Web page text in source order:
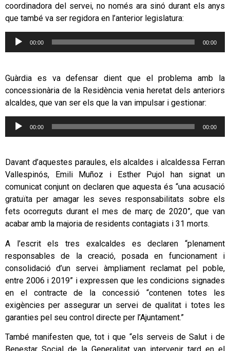
coordinadora del servei, no només ara sinó durant els anys
que també va ser regidora en l’anterior legislatura:
Reproductor
00:00 00:00
Guàrdia es va defensar dient que el problema amb la
concessionària de la Residència venia heretat dels anteriors
alcaldes, que van ser els que la van impulsar i gestionar:
Reproductor
00:00 00:00
Davant d’aquestes paraules, els alcaldes i alcaldessa Ferran
Vallespinós, Emili Muñoz i Esther Pujol han signat un
comunicat conjunt on declaren que aquesta és “una acusació
gratuïta per amagar les seves responsabilitats sobre els
fets ocorreguts durant el mes de març de 2020”, que van
acabar amb la majoria de residents contagiats i 31 morts.
A l’escrit els tres exalcaldes es declaren “plenament
responsables de la creació, posada en funcionament i
consolidació d’un servei àmpliament reclamat pel poble,
entre 2006 i 2019” i expressen que les condicions signades
en el contracte de la concessió “contenen totes les
exigències per assegurar un servei de qualitat i totes les
garanties pel seu control directe per l’Ajuntament.”
També manifesten que, tot i que “els serveis de Salut i de